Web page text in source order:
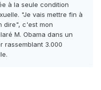
à la seule condition
"Je vais mettre fin à
dire", c'est mon
M. Obama dans un
rassemblant 3.000